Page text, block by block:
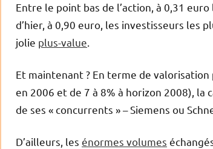
Entre le point bas de l’action, à 0,31 euro
d’hier, à 0,90 euro, les investisseurs les
jolie plus-value
Et maintenant ? En terme de
en 2006 et de 7 à 8% à horizon 2008),
de ses « concurrents » – Siemens ou
D’ailleurs, les énormes volumes